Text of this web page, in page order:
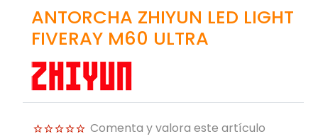
ANTORCHA ZHIYUN LED LIGHT
FIVERAY M60 ULTRA
Comenta y valora este artículo